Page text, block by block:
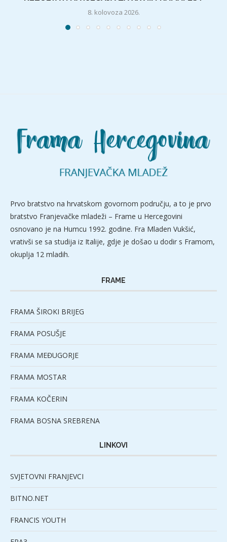
8. kolovoza 2026.
Prvo bratstvo na hrvatskom govornom području, a to je prvo
bratstvo Franjevačke mladeži – Frame u Hercegovini
osnovano je na Humcu 1992. godine. Fra Mladen Vukšić,
vrativši se sa studija iz Italije, gdje je došao u dodir s Framom,
okuplja 12 mladih.
FRAME
FRAMA ŠIROKI BRIJEG
FRAMA POSUŠJE
FRAMA MEĐUGORJE
FRAMA MOSTAR
FRAMA KOČERIN
FRAMA BOSNA SREBRENA
LINKOVI
SVJETOVNI FRANJEVCI
BITNO.NET
FRANCIS YOUTH